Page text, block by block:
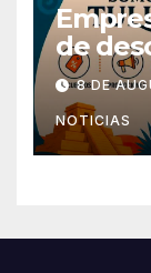
de
8 DE
NOTICIAS